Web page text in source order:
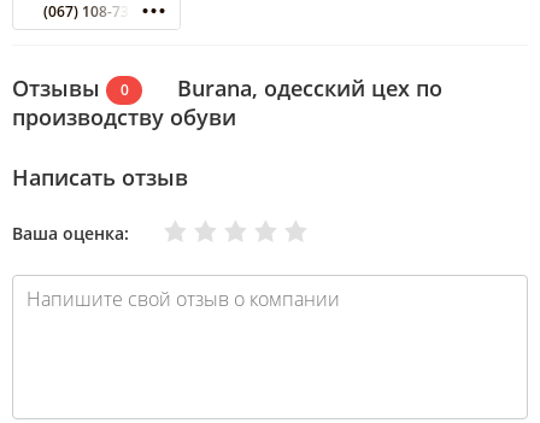
(067) 108-73-69
Отзывы 0
Burana, одесский цех по
производству обуви
Написать отзыв
Ваша оценка: Отлично
Хорошо
Нормально
Плохо
Очень плохо